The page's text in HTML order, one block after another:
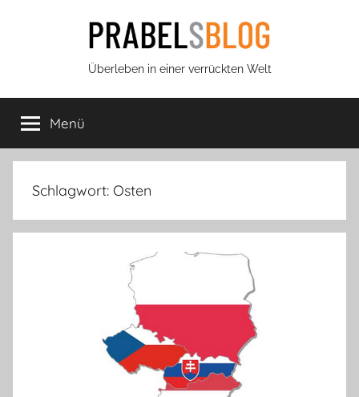
Prabels
Blog
Überleben in einer verrückten Welt
Menü
Schlagwort: Osten